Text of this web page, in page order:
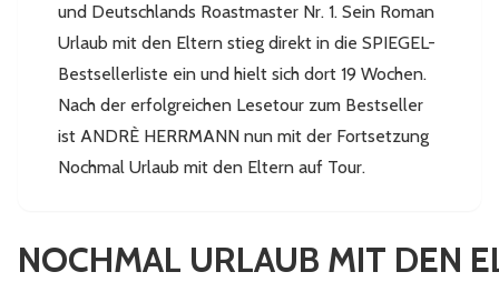
und Deutschlands Roastmaster Nr. 1. Sein Roman
Urlaub mit den Eltern stieg direkt in die SPIEGEL-
Bestsellerliste ein und hielt sich dort 19 Wochen.
Nach der erfolgreichen Lesetour zum Bestseller
ist ANDRÈ HERRMANN nun mit der Fortsetzung
Nochmal Urlaub mit den Eltern auf Tour.
NOCHMAL URLAUB MIT DEN